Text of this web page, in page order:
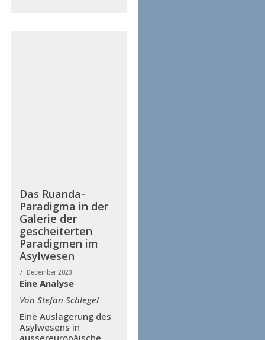
Das Ruanda-
Paradigma in der
Galerie der
gescheiterten
Paradigmen im
Asylwesen
7. December 2023
Eine Analyse
Von Stefan Schlegel
Eine Auslagerung des
Asylwesens in
aussereuropäische